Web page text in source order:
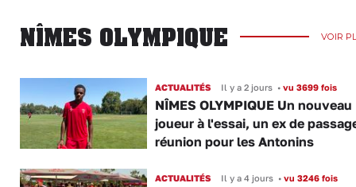
NÎMES OLYMPIQUE VOIR
ACTUALITÉS Il y a 2 jours •vu 3699 fois
NÎMES OLYMPIQUE Un nouveau
joueur à l'essai, un ex de
réunion pour les Antonins
ACTUALITÉS Il y a 4 jours •vu 3246 fois